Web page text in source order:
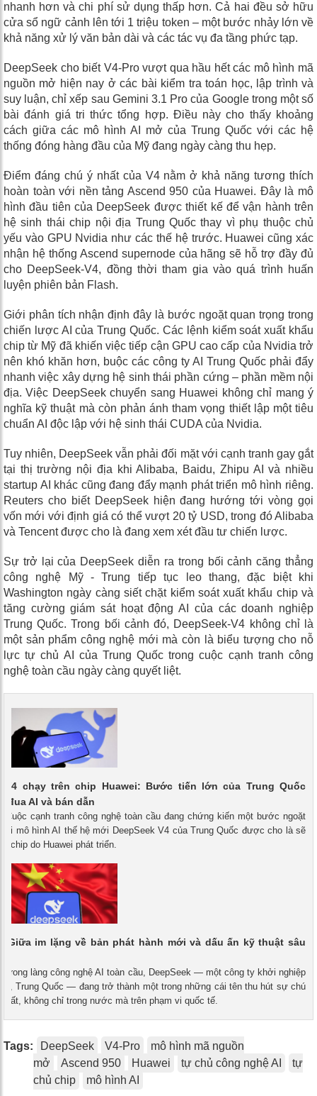
nhanh hơn và chi phí sử dụng thấp hơn. Cả hai đều sở hữu
cửa sổ ngữ cảnh lên tới 1 triệu token – một bước nhảy lớn về
khả năng xử lý văn bản dài và các tác vụ đa tầng phức tạp.
DeepSeek cho biết V4-Pro vượt qua hầu hết các mô hình mã
nguồn mở hiện nay ở các bài kiểm tra toán học, lập trình và
suy luận, chỉ xếp sau Gemini 3.1 Pro của Google trong một số
bài đánh giá tri thức tổng hợp. Điều này cho thấy khoảng
cách giữa các mô hình AI mở của Trung Quốc với các hệ
thống đóng hàng đầu của Mỹ đang ngày càng thu hẹp.
Điểm đáng chú ý nhất của V4 nằm ở khả năng tương thích
hoàn toàn với nền tảng Ascend 950 của Huawei. Đây là mô
hình đầu tiên của DeepSeek được thiết kế để vận hành trên
hệ sinh thái chip nội địa Trung Quốc thay vì phụ thuộc chủ
yếu vào GPU Nvidia như các thế hệ trước. Huawei cũng xác
nhận hệ thống Ascend supernode của hãng sẽ hỗ trợ đầy đủ
cho DeepSeek-V4, đồng thời tham gia vào quá trình huấn
luyện phiên bản Flash.
Giới phân tích nhận định đây là bước ngoặt quan trọng trong
chiến lược AI của Trung Quốc. Các lệnh kiểm soát xuất khẩu
chip từ Mỹ đã khiến việc tiếp cận GPU cao cấp của Nvidia trở
nên khó khăn hơn, buộc các công ty AI Trung Quốc phải đẩy
nhanh việc xây dựng hệ sinh thái phần cứng – phần mềm nội
địa. Việc DeepSeek chuyển sang Huawei không chỉ mang ý
nghĩa kỹ thuật mà còn phản ánh tham vọng thiết lập một tiêu
chuẩn AI độc lập với hệ sinh thái CUDA của Nvidia.
Tuy nhiên, DeepSeek vẫn phải đối mặt với cạnh tranh gay gắt
tại thị trường nội địa khi Alibaba, Baidu, Zhipu AI và nhiều
startup AI khác cũng đang đẩy mạnh phát triển mô hình riêng.
Reuters cho biết DeepSeek hiện đang hướng tới vòng gọi
vốn mới với định giá có thể vượt 20 tỷ USD, trong đó Alibaba
và Tencent được cho là đang xem xét đầu tư chiến lược.
Sự trở lại của DeepSeek diễn ra trong bối cảnh căng thẳng
công nghệ Mỹ - Trung tiếp tục leo thang, đặc biệt khi
Washington ngày càng siết chặt kiểm soát xuất khẩu chip và
tăng cường giám sát hoạt động AI của các doanh nghiệp
Trung Quốc. Trong bối cảnh đó, DeepSeek-V4 không chỉ là
một sản phẩm công nghệ mới mà còn là biểu tượng cho nỗ
lực tự chủ AI của Trung Quốc trong cuộc cạnh tranh công
nghệ toàn cầu ngày càng quyết liệt.
V4 chạy trên chip Huawei: Bước tiến lớn của Trung Quốc
đua AI và bán dẫn
Cuộc cạnh tranh công nghệ toàn cầu đang chứng kiến một bước ngoặt
mô hình AI thế hệ mới DeepSeek V4 của Trung Quốc được cho là sẽ
chip do Huawei phát triển.
Giữa im lặng về bản phát hành mới và dấu ấn kỹ thuật sâu
Trong làng công nghệ AI toàn cầu, DeepSeek — một công ty khởi nghiệp
Trung Quốc — đang trở thành một trong những cái tên thu hút sự chú
không chỉ trong nước mà trên phạm vi quốc tế.
Tags: DeepSeek V4-Pro
mô hình mã nguồn
mở
Ascend 950 Huawei tự chủ công nghệ AI
tự
chủ chip
mô hình AI